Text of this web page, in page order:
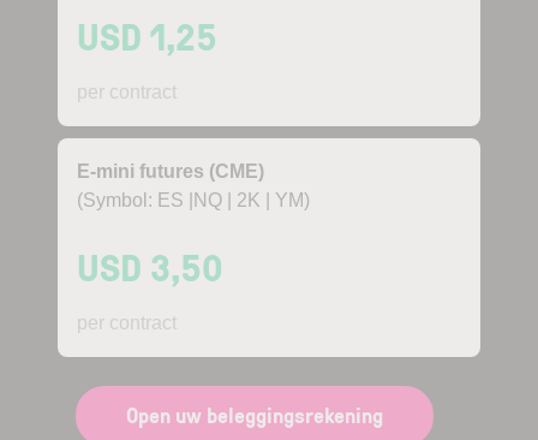
USD 1,25
per contract
E-mini futures (CME)
(Symbol: ES |NQ | 2K | YM)
USD 3,50
per contract
Open uw beleggingsrekening